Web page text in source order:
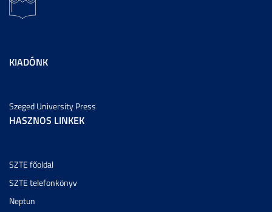
KIADÓNK
Szeged University Press
HASZNOS LINKEK
SZTE főoldal
SZTE telefonkönyv
Neptun